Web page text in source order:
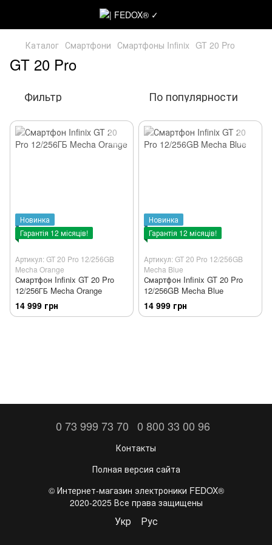
Каталог Смартфони Смартфоны Infinix GT 20 Pro
GT 20 Pro
Фильтр По популярности
Новинка
Гарантія 12 місяців!
Артикул: GT 20 Pro 12/256GB
Mecha Orange
Смартфон Infinix GT 20 Pro
12/256ГБ Mecha Orange
14 999 грн
Новинка
Гарантія 12 місяців!
Артикул: GT 20 Pro 12/256GB
Mecha Blue
Смартфон Infinix GT 20 Pro
12/256GB Mecha Blue
14 999 грн
0 73 999 73 70 0 800 33 00 96
Контакты
Полная версия сайта
©️ Интернет-магазин электроники FEDOX®
2020-2025 Все права защищены
Укр Рус